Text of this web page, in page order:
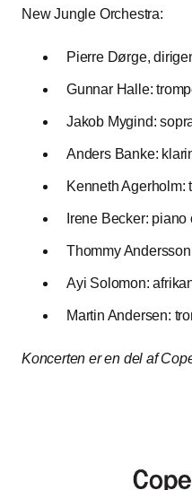
New Jungle Orchestra:
Pierre Dørge,
Gunnar Halle:
Jakob Mygind:
Anders Banke:
Kenneth Agerholm:
Irene Becker:
Thommy
Ayi Solomon:
Martin Andersen:
Koncerten er en del af